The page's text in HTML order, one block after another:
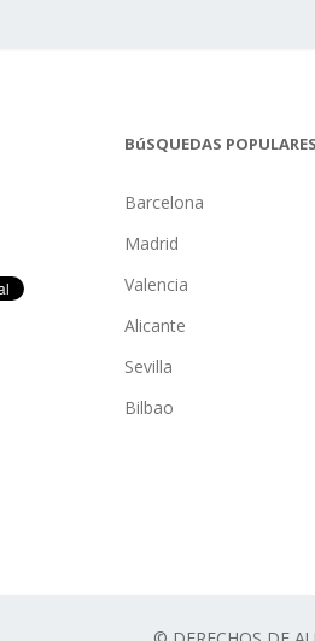
BúSQUEDAS POPULARES
Barcelona
Madrid
Valencia
Alicante
Sevilla
Bilbao